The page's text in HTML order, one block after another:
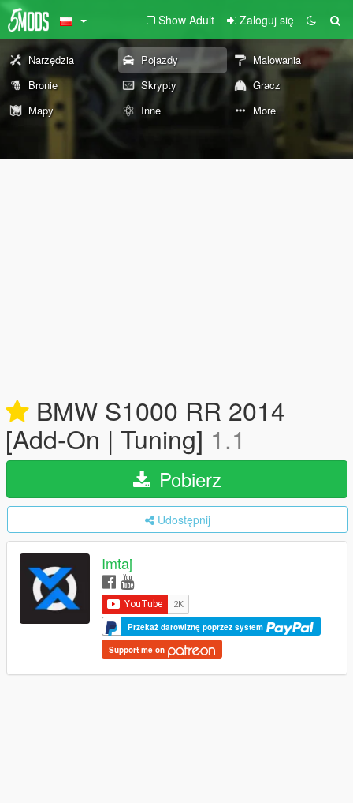
Show Adult Zaloguj się
Narzędzia Pojazdy
Malowania
Bronie
Skrypty
Gracz
Mapy
Inne More
BMW S1000 RR 2014
[Add-On | Tuning] 1.1
Pobierz
Udostępnij
Imtaj
Przekaż darowiznę poprzez system
Support me on